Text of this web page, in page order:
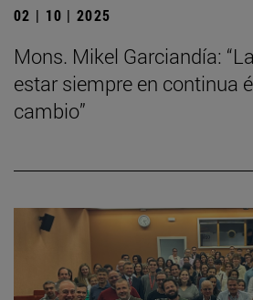
02 | 10 | 2025
Mons. Mikel Garciandía:
estar siempre en continua
cambio”